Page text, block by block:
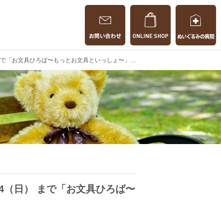
ろば〜もっとお文具といっしょ〜」開催中です。
日） まで「お文具ひろば〜